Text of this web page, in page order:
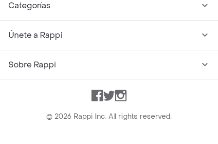
Categorías
Únete a Rappi
Sobre Rappi
Facebook
TwitterInstagram
© 2026 Rappi Inc. All rights reserved.